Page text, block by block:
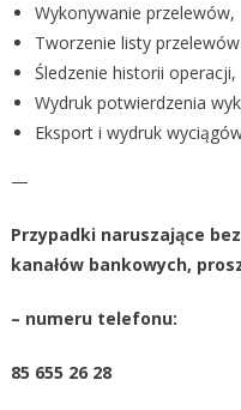
Wykonywanie przelewów,
Tworzenie listy
Śledzenie historii operacji,
Wydruk potwierdzenia
Eksport i wydruk
—
Przypadki naruszające
kanałów bankowych,
– numeru telefonu:
85 655 26 28